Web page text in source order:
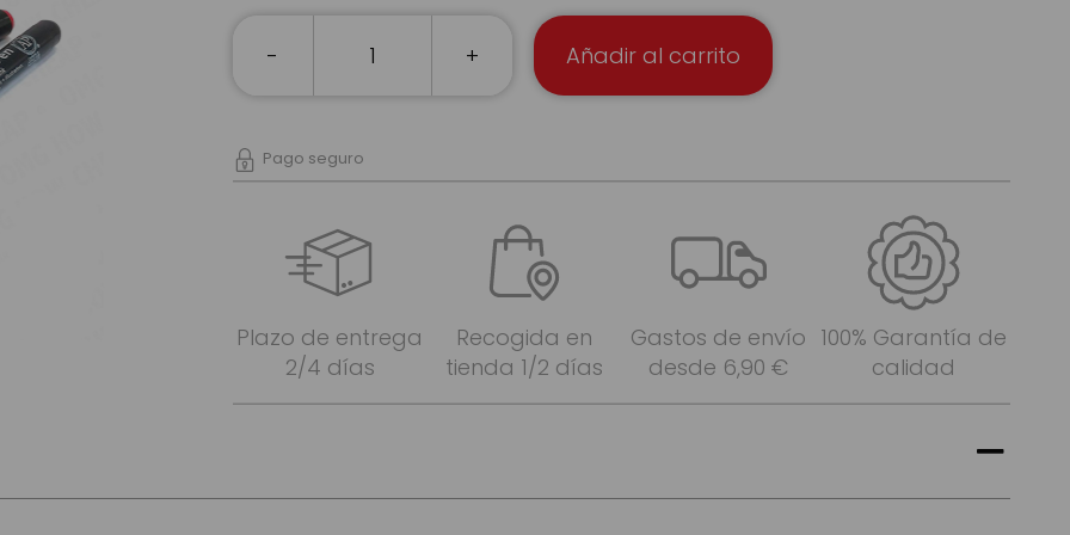
- + Añadir al carrito
Pago seguro
Plazo de entrega
2/4 días
Recogida en
tienda 1/2 días
Gastos de envío
desde 6,90 €
100% Garantía de
calidad